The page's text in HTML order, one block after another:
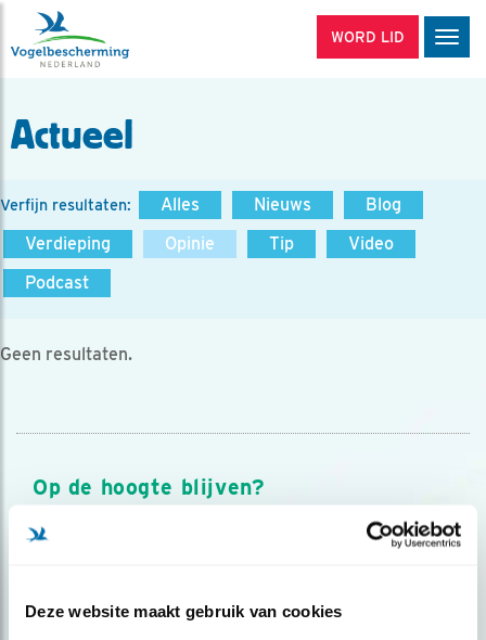
Deze website maakt gebruik van cookies
WORD LID
Actueel
Verfijn resultaten: Alles Nieuws
Blog
Verdieping
Opinie Tip
Video
Podcast
Geen resultaten.
Op de hoogte blijven?
Meld je aan en ontvang nieuws, inspiratie, acties en tips
over vogels en activiteiten van Vogelbescherming.